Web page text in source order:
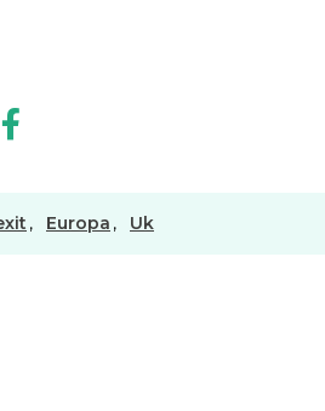
, Europa , Uk